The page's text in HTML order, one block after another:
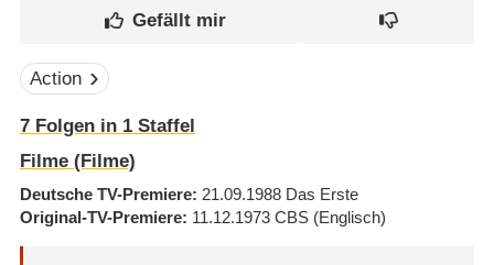
Action
7Folgen in 1Staffel
Filme (Filme)
Deutsche TV-Premiere 21.09.1988 Das Erste
Original-TV-Premiere 11.12.1973 CBS (Englisch)